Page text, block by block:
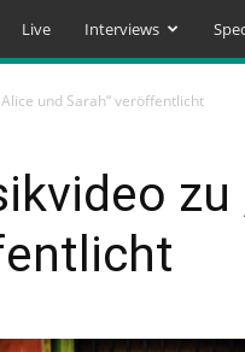
Live Interviews
und Sarah“ veröffentlicht
zu